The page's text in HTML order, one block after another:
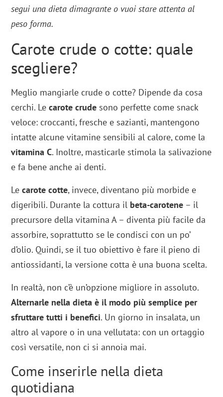
segui una dieta dimagrante o vuoi stare attenta al
peso forma.
Carote crude o cotte: quale
scegliere?
Meglio mangiarle crude o cotte? Dipende da cosa
cerchi. Lecarote crude sono perfette come snack
veloce: croccanti, fresche e sazianti, mantengono
intatte alcune vitamine sensibili al calore, come la
vitamina C. Inoltre, masticarle stimola la salivazione
e fa bene anche ai denti.
Lecarote cotte, invece, diventano più morbide e
digeribili. Durante la cottura il beta-carotene – il
precursore della vitamina A – diventa più facile da
assorbire, soprattutto se le condisci con un po’
d’olio. Quindi, se il tuo obiettivo è fare il pieno di
antiossidanti, la versione cotta è una buona scelta.
In realtà, non c’è un’opzione migliore in assoluto.
Alternarle nella dieta è il modo più semplice per
sfruttare tutti i benefici. Un giorno in insalata, un
altro al vapore o in una vellutata: con un ortaggio
così versatile, non ci si annoia mai.
Come inserirle nella dieta
quotidiana